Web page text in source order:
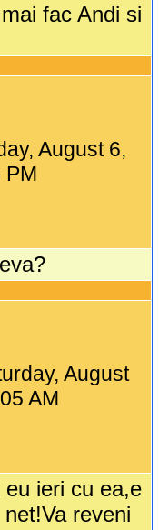
fac Andi si
August 6,
PM
August
AM
ieri cu ea,e
reveni